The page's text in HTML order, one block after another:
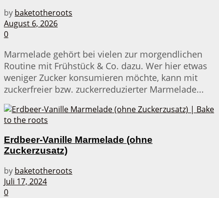
by baketotheroots
August 6, 2026
0
Marmelade gehört bei vielen zur morgendlichen
Routine mit Frühstück & Co. dazu. Wer hier etwas
weniger Zucker konsumieren möchte, kann mit
zuckerfreier bzw. zuckerreduzierter Marmelade...
Erdbeer-Vanille Marmelade (ohne
Zuckerzusatz)
by baketotheroots
Juli 17, 2024
0